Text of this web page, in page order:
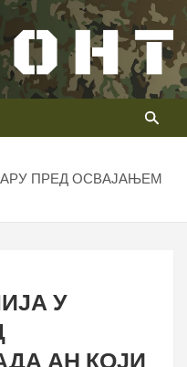
ПРЕД ОСВАЈАЊЕМ
У
АН КОЈИ